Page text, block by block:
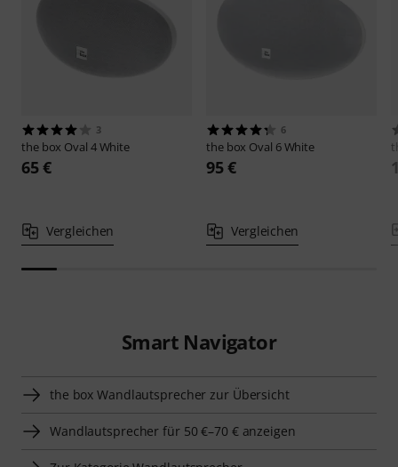
3
the box Oval 4 White
65 €
Vergleichen
6
the box Oval 6 White
95 €
Vergleichen
Smart Navigator
the box Wandlautsprecher zur Übersicht
Wandlautsprecher für 50 €–70 € anzeigen